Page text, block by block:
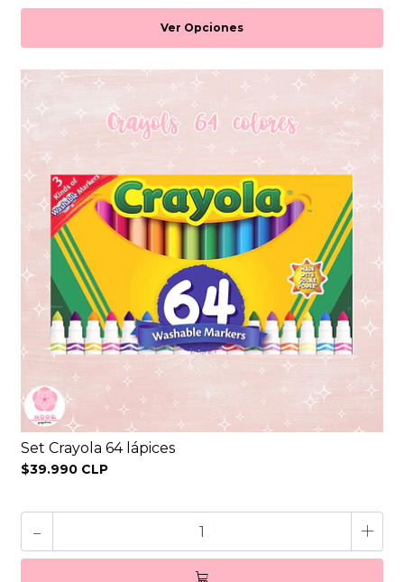
Ver Opciones
Set Crayola 64 lápices
$39.990 CLP
- +